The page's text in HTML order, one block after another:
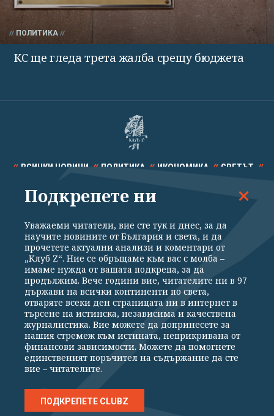
ПОЛИТИКА
КС ще гледа трета жалба срещу бюджета
ВСИЧКИ НОВИНИ ПОЛИТИКА ИКОНОМИКА СВЕТЪТ
СПОРТ КУЛТУРА ТЕХНОЛОГИИ КАЛЕЙДОСКОП
Общи условия
Политика за поверителност
Реклама
Партньори Контакти
За Клуб Z
Екип
Подкрепете ни
Издател на www.clubz.bg е „Клуб Зебра Медия“ ЕООД, София, ул. "Алеко
Константинов" 3. Всички права запазени 2026 „Клуб Зебра Медия“
Препечатването на материали, снимки и видео от www.clubz.bg без
разрешение ще бъде преследвано по съдебен път, съгласно
ОБЩИТЕ УСЛОВИЯ
Подкрепете ни
Уважаеми читатели, вие сте тук и днес, за да
научите новините от България и света, и да
прочетете актуални анализи и коментари от
„Клуб Z“. Ние се обръщаме към вас с молба –
имаме нужда от вашата подкрепа, за да
продължим. Вече години вие, читателите ни в 97
държави на всички континенти по света,
отваряте всеки ден страницата ни в интернет в
търсене на истинска, независима и качествена
журналистика. Вие можете да допринесете за
нашия стремеж към истината, неприкривана от
финансови зависимости. Можете да помогнете
единственият поръчител на съдържание да сте
вие – читателите.
ПОДКРЕПЕТЕ CLUBZ